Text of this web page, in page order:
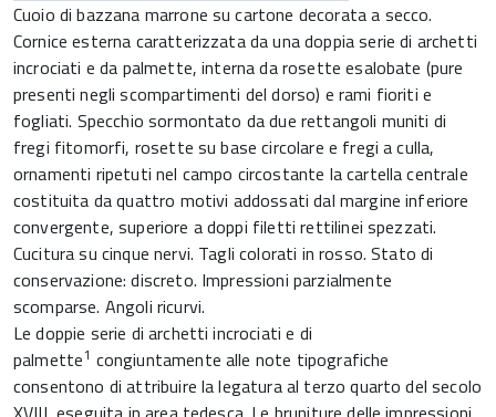
Cuoio di bazzana marrone su cartone decorata a secco.
Cornice esterna caratterizzata da una doppia serie di archetti
incrociati e da palmette, interna da rosette esalobate (pure
presenti negli scompartimenti del dorso) e rami fioriti e
fogliati. Specchio sormontato da due rettangoli muniti di
fregi fitomorfi, rosette su base circolare e fregi a culla,
ornamenti ripetuti nel campo circostante la cartella centrale
costituita da quattro motivi addossati dal margine inferiore
convergente, superiore a doppi filetti rettilinei spezzati.
Cucitura su cinque nervi. Tagli colorati in rosso. Stato di
conservazione: discreto. Impressioni parzialmente
scomparse. Angoli ricurvi.
Le doppie serie di archetti incrociati e di
palmette1 congiuntamente alle note tipografiche
consentono di attribuire la legatura al terzo quarto del secolo